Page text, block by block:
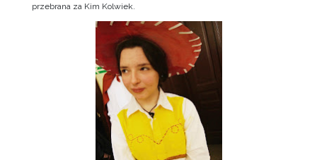
przebrana za Kim Kolwiek.